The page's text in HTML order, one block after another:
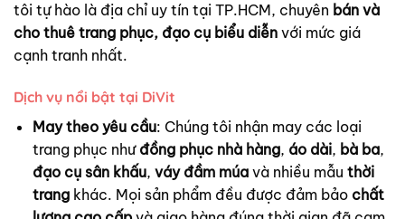
tôi tự hào là địa chỉ uy tín tại TP.HCM, chuyên bán và
cho thuê trang phục, đạo cụ biểu diễn với mức giá
cạnh tranh nhất.
Dịch vụ nổi bật tại DiVit
May theo yêu cầu: Chúng tôi nhận may các loại
trang phục như đồng phục nhà hàng, áo dài, bà ba,
đạo cụ sân khấu, váy đầm múavà nhiều mẫu thời
trangkhác. Mọi sản phẩm đều được đảm bảo chất